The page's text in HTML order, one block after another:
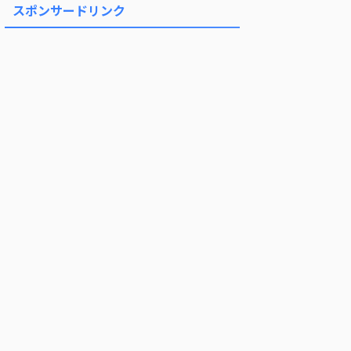
スポンサードリンク